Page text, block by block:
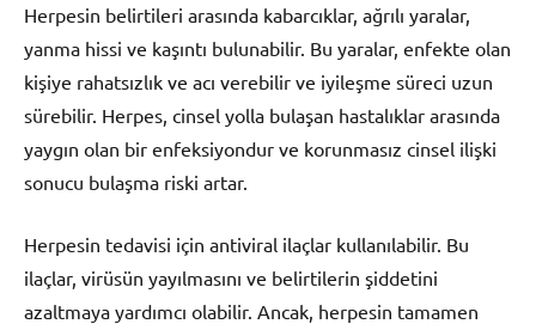
Herpesin belirtileri arasında kabarcıklar, ağrılı yaralar,
yanma hissi ve kaşıntı bulunabilir. Bu yaralar, enfekte olan
kişiye rahatsızlık ve acı verebilir ve iyileşme süreci uzun
sürebilir. Herpes, cinsel yolla bulaşan hastalıklar arasında
yaygın olan bir enfeksiyondur ve korunmasız cinsel ilişki
sonucu bulaşma riski artar.
Herpesin tedavisi için antiviral ilaçlar kullanılabilir. Bu
ilaçlar, virüsün yayılmasını ve belirtilerin şiddetini
azaltmaya yardımcı olabilir. Ancak, herpesin tamamen